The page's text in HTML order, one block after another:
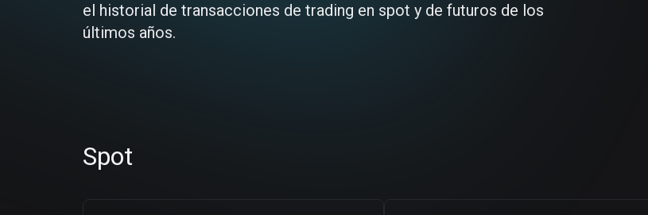
el historial de transacciones de trading en spot y de futuros de los
últimos años.
Spot